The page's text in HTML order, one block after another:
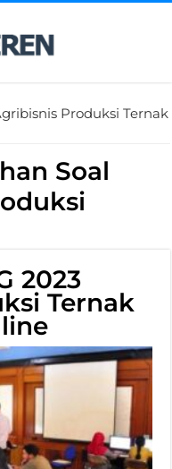
Produksi Ternak
Soal
2023
Ternak